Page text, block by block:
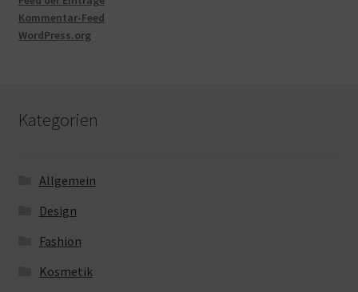
Kommentar-Feed
WordPress.org
Kategorien
Allgemein
Design
Fashion
Kosmetik